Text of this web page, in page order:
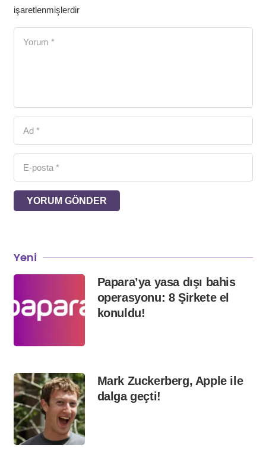
işaretlenmişlerdir
YORUM GÖNDER
Yeni
Papara’ya yasa dışı bahis
operasyonu: 8 Şirkete el
konuldu!
Mark Zuckerberg, Apple ile
dalga geçti!